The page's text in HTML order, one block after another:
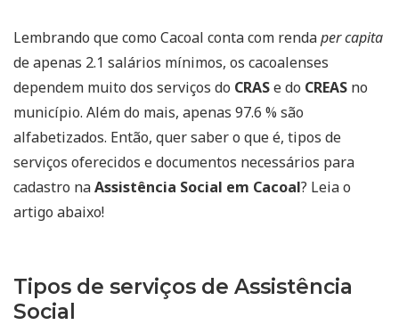
Lembrando que como Cacoal conta com rendaper capita
de apenas 2.1 salários mínimos, os cacoalenses
dependem muito dos serviços do CRASe do CREAS no
município. Além do mais, apenas 97.6 % são
alfabetizados. Então, quer saber o que é, tipos de
serviços oferecidos e documentos necessários para
cadastro naAssistência Social em Cacoal? Leia o
artigo abaixo!
Tipos de serviços de Assistência
Social